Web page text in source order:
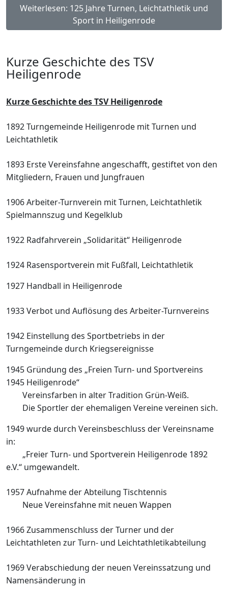
Weiterlesen: 125 Jahre Turnen, Leichtathletik und
Sport in Heiligenrode
Kurze Geschichte des TSV
Heiligenrode
Kurze Geschichte des TSVHeiligenrode
1892 Turngemeinde Heiligenrode mit Turnen und
Leichtathletik
1893 Erste Vereinsfahne angeschafft, gestiftetvon den
Mitgliedern, Frauen und Jungfrauen
1906 Arbeiter-Turnverein mit Turnen, Leichtathletik
Spielmannszug und Kegelklub
1922 Radfahrverein „Solidarität“ Heiligenrode
1924 Rasensportverein mit Fußfall, Leichtathletik
1927 Handball in Heiligenrode
1933 Verbot und Auflösung des Arbeiter-Turnvereins
1942 Einstellung des Sportbetriebs in der
Turngemeinde durch Kriegsereignisse
1945 Gründung des „Freien Turn- und Sportvereins
1945 Heiligenrode“
Vereinsfarben in alter Tradition Grün-Weiß.
Die Sportler der ehemaligen Vereinevereinen sich.
1949 wurde durch Vereinsbeschluss derVereinsname
in:
„Freier Turn- und Sportverein Heiligenrode 1892
e.V.“ umgewandelt.
1957 Aufnahme der Abteilung Tischtennis
Neue Vereinsfahne mit neuen Wappen
1966 Zusammenschluss der Turner und der
Leichtathleten zur Turn- und Leichtathletikabteilung
1969 Verabschiedung der neuen Vereinssatzung und
Namensänderung in